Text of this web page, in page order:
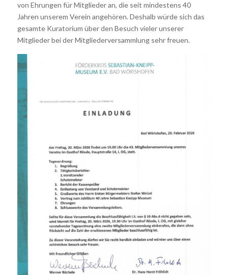
von Ehrungen für Mitglieder an, die seit mindestens 40
Jahren unserem Verein angehören. Deshalb würde sich das
gesamte Kuratorium über den Besuch vieler unserer
Mitglieder bei der Mitgliederversammlung sehr freuen.